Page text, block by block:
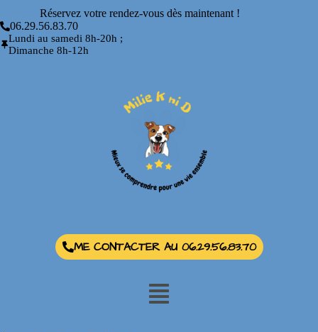
Réservez votre rendez-vous dès maintenant !
06.29.56.83.70
Lundi au samedi 8h-20h ;
Dimanche 8h-12h
ME CONTACTER AU 06.29.56.83.70